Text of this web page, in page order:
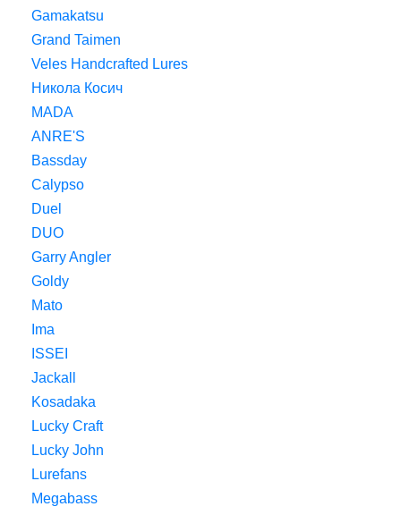
Gamakatsu
Grand Taimen
Veles Handcrafted Lures
Никола Косич
MADA
ANRE'S
Bassday
Calypso
Duel
DUO
Garry Angler
Goldy
Mato
Ima
ISSEI
Jackall
Kosadaka
Lucky Craft
Lucky John
Lurefans
Megabass